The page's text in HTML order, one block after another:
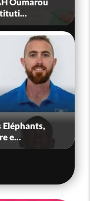
Eléphants,
e...